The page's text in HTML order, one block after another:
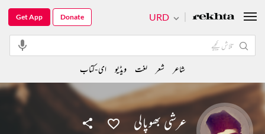
عرشی بھوپالی
URD
Get App Donate
شاعر شعر لغت ویڈیو ای-کتاب